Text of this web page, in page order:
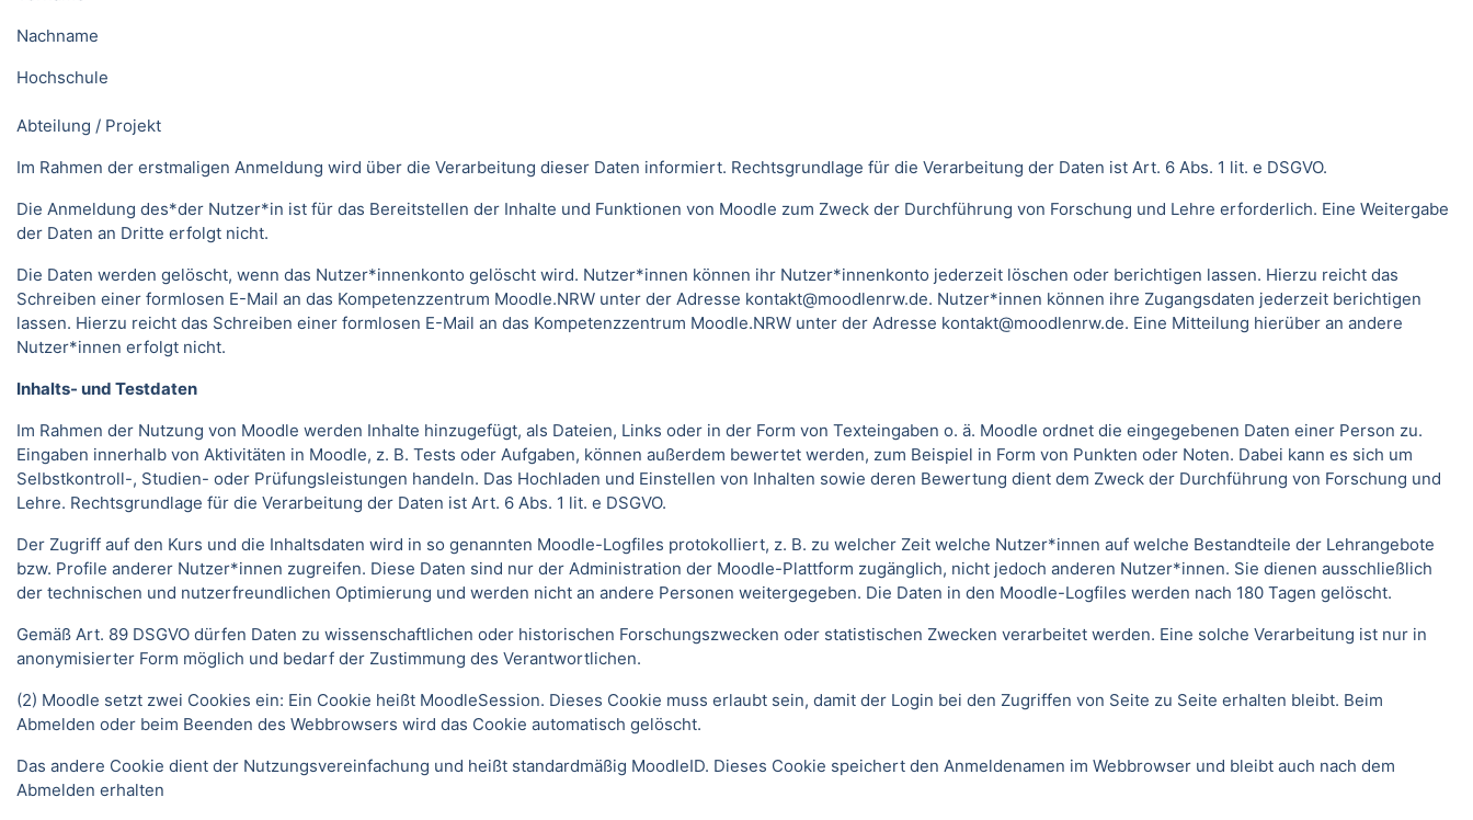
Nachname
Hochschule
Abteilung / Projekt
Im Rahmen der erstmaligen Anmeldung wird über die Verarbeitung dieser Daten informiert. Rechtsgrundlage für die Verarbeitung der Daten ist Art. 6 Abs. 1 lit. e DSGVO.
Die Anmeldung des*der Nutzer*in ist für das Bereitstellen der Inhalte und Funktionen von Moodle zum Zweck der Durchführung von Forschung und Lehre erforderlich. Eine Weitergabe
der Daten an Dritte erfolgt nicht.
Die Daten werden gelöscht, wenn das Nutzer*innenkonto gelöscht wird. Nutzer*innen können ihr Nutzer*innenkonto jederzeit löschen oder berichtigen lassen. Hierzu reicht das
Schreiben einer formlosen E-Mail an das Kompetenzzentrum Moodle.NRW unter der Adresse kontakt@moodlenrw.de. Nutzer*innen können ihre Zugangsdaten jederzeit berichtigen
lassen. Hierzu reicht das Schreiben einer formlosen E-Mail an das Kompetenzzentrum Moodle.NRW unter der Adresse kontakt@moodlenrw.de. Eine Mitteilung hierüber an andere
Nutzer*innen erfolgt nicht.
Inhalts- und Testdaten
Im Rahmen der Nutzung von Moodle werden Inhalte hinzugefügt, als Dateien, Links oder in der Form von Texteingaben o. ä. Moodle ordnet die eingegebenen Daten einer Person zu.
Eingaben innerhalb von Aktivitäten in Moodle, z. B. Tests oder Aufgaben, können außerdem bewertet werden, zum Beispiel in Form von Punkten oder Noten. Dabei kann es sich um
Selbstkontroll-, Studien- oder Prüfungsleistungen handeln. Das Hochladen und Einstellen von Inhalten sowie deren Bewertung dient dem Zweck der Durchführung von Forschung und
Lehre. Rechtsgrundlage für die Verarbeitung der Daten ist Art. 6 Abs. 1 lit. e DSGVO.
Der Zugriff auf den Kurs und die Inhaltsdaten wird in so genannten Moodle-Logfiles protokolliert, z. B. zu welcher Zeit welche Nutzer*innen auf welche Bestandteile der Lehrangebote
bzw. Profile anderer Nutzer*innen zugreifen. Diese Daten sind nur der Administration der Moodle-Plattform zugänglich, nicht jedoch anderen Nutzer*innen. Sie dienen ausschließlich
der technischen und nutzerfreundlichen Optimierung und werden nicht an andere Personen weitergegeben. Die Daten in den Moodle-Logfiles werden nach 180 Tagen gelöscht.
Gemäß Art. 89 DSGVO dürfen Daten zu wissenschaftlichen oder historischen Forschungszwecken oder statistischen Zwecken verarbeitet werden. Eine solche Verarbeitung ist nur in
anonymisierter Form möglich und bedarf der Zustimmung des Verantwortlichen.
(2) Moodle setzt zwei Cookies ein: Ein Cookie heißt MoodleSession. Dieses Cookie muss erlaubt sein, damit der Login bei den Zugriffen von Seite zu Seite erhalten bleibt. Beim
Abmelden oder beim Beenden des Webbrowsers wird das Cookie automatisch gelöscht.
Das andere Cookie dient der Nutzungsvereinfachung und heißt standardmäßig MoodleID. Dieses Cookie speichert den Anmeldenamen im Webbrowser und bleibt auch nach dem
Abmelden erhalten